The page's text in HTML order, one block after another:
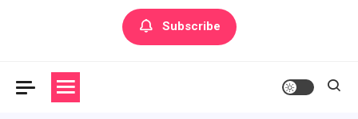
Subscribe